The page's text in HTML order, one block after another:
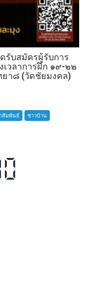
รับสมัครผู้รับการ
เวลาการฝึก ๑๙-๒๒
า๘ (วัดชัยมงคล)
สัมพันธ์
ชาวบ้าน